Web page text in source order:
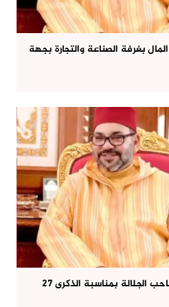
بغرفة الصناعة والتجارة بجهة
تهنئة السلاسي محمد إلى صاحب الجلالة بمناسبة الذكرى 27